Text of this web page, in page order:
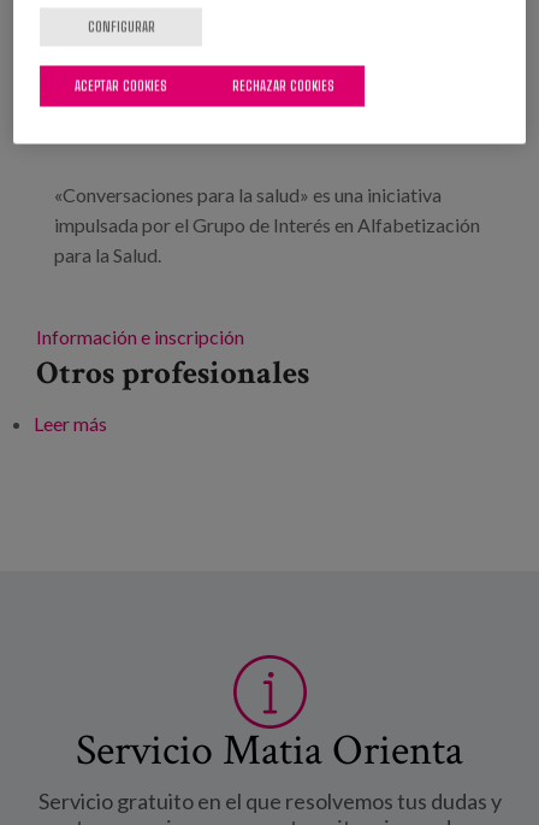
Tipo:Taller
Línea de conocimiento:
Localización:Donostia-San Sebastián
«Conversaciones para la salud» es una iniciativa
impulsada por el Grupo de Interés en Alfabetización
para la Salud.
Información e inscripción
Otros profesionales
Leer más
Servicio Matia Orienta
Servicio gratuito en el que resolvemos tus dudas y
CONFIGURAR
RECHAZAR COOKIES
ACEPTAR COOKIES